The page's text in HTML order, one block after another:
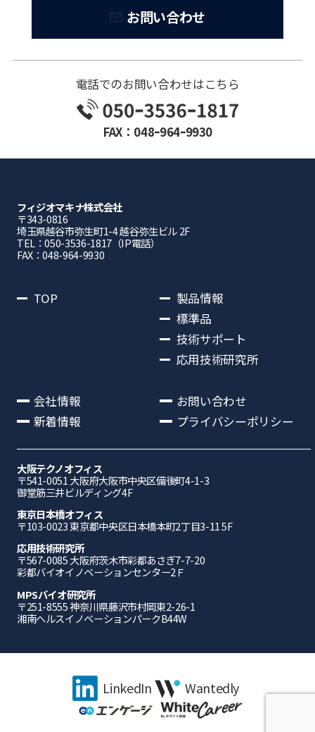
お問い合わせ
電話でのお問い合わせはこちら
FAX：048ｰ964ｰ9930
フィジオマキナ株式会社
〒343-0816
埼⽟県越⾕市弥⽣町1-4 越⾕弥⽣ビル 2F
TEL：050-3536-1817（IP電話）
FAX：048-964-9930
TOP
製品情報
標準品
技術サポート
応用技術研究所
会社情報
新着情報
お問い合わせ
プライバシーポリシー
大阪テクノオフィス
〒541-0051 ⼤阪府⼤阪市中央区備後町4-1-3
御堂筋三井ビルディング4F
東京日本橋オフィス
〒103-0023 東京都中央区日本橋本町2丁目3-11 5F
応⽤技術研究所
〒567-0085 ⼤阪府茨⽊市彩都あさぎ7-7-20
彩都バイオイノベーションセンター2Ｆ
MPSバイオ研究所
〒251-8555 神奈川県藤沢市村岡東2-26-1
湘南ヘルスイノベーションパークB44W
LinkedIn Wantedly